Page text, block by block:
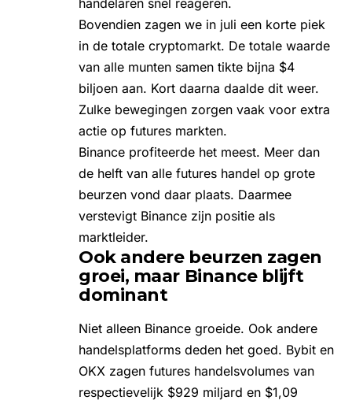
Bovendien zagen we in juli een korte piek
in de totale cryptomarkt. De totale waarde
van alle munten samen tikte bijna $4
biljoen aan. Kort daarna daalde dit weer.
Zulke bewegingen zorgen vaak voor extra
actie op futures markten.
Binance profiteerde het meest. Meer dan
de helft van alle futures handel op grote
beurzen vond daar plaats. Daarmee
verstevigt Binance zijn positie als
marktleider.
Ook andere beurzen zagen
groei, maar Binance blijft
dominant
Niet alleen Binance groeide. Ook andere
handelsplatforms deden het goed. Bybit en
OKX zagen futures handelsvolumes van
respectievelijk $929 miljard en $1,09